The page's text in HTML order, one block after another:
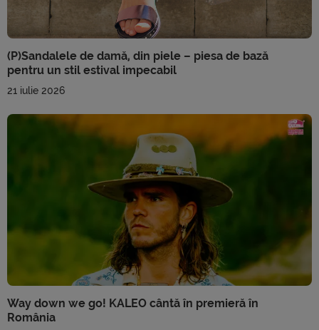
(P)Sandalele de damă, din piele – piesa de bază
pentru un stil estival impecabil
21 iulie 2026
Way down we go! KALEO cântă în premieră în
România